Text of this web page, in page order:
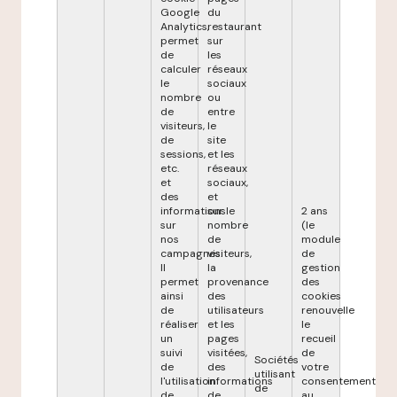
Google
Analytics,
permet
de
calculer
le
nombre
de
visiteurs,
de
sessions,
etc.
et
des
informations
sur
nos
campagnes.
Il
permet
ainsi
de
réaliser
un
suivi
de
l'utilisation
du
restaurant
sur
les
réseaux
sociaux
ou
entre
le
site
et les
réseaux
sociaux,
et
sur le
nombre
de
visiteurs,
la
provenance
des
utilisateurs
et les
pages
visitées,
des
informations
Sociétés
utilisant
de
2 ans
(le
module
de
gestion
des
cookies
renouvelle
le
recueil
de
votre
consentement